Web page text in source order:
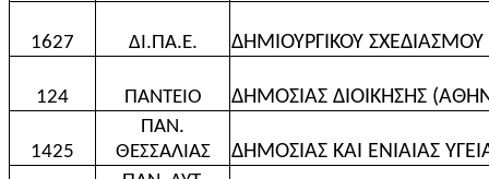
1627 ΔΙ.ΠΑ.Ε. ΔΗΜΙΟΥΡΓΙΚΟΥ ΣΧΕΔΙΑΣΜΟΥ
124 ΠΑΝΤΕΙΟ ΔΗΜΟΣΙΑΣ ΔΙΟΙΚΗΣΗΣ
1425
ΠΑΝ.
ΘΕΣΣΑΛΙΑΣ
ΔΗΜΟΣΙΑΣ ΚΑΙ ΕΝΙΑΙΑΣ